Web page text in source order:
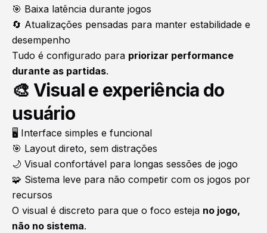
🎯 Baixa latência durante jogos
🔄 Atualizações pensadas para manter estabilidade e
desempenho
Tudo é configurado para priorizar performance
durante as partidas.
🎨 Visual e experiência do
usuário
🖥️ Interface simples e funcional
🎯 Layout direto, sem distrações
🌙 Visual confortável para longas sessões de jogo
🧩 Sistema leve para não competir com os jogos por
recursos
O visual é discreto para que o foco esteja no jogo,
não no sistema.